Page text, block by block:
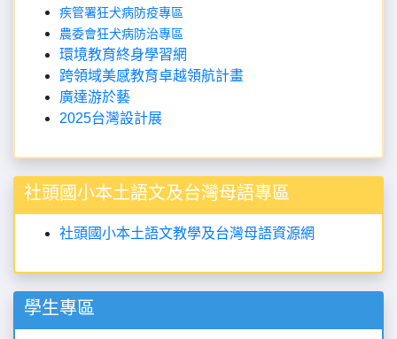
疾管署狂犬病防疫專區
農委會狂犬病防治專區
環境教育終身學習網
跨領域美感教育卓越領航計畫
廣達游於藝
2025台灣設計展
社頭國小本土語文及台灣母語專區
社頭國小本土語文教學及台灣母語資源網
學生專區